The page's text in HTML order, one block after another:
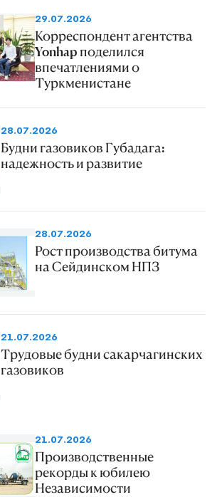
29.07.2026
Корреспондент агентства
Yonhap поделился
впечатлениями о
Туркменистане
28.07.2026
Будни газовиков Губадага:
надежность и развитие
28.07.2026
Рост производства битума
на Сейдинском НПЗ
21.07.2026
Трудовые будни сакарчагинских
газовиков
21.07.2026
Производственные
рекорды к юбилею
Независимости